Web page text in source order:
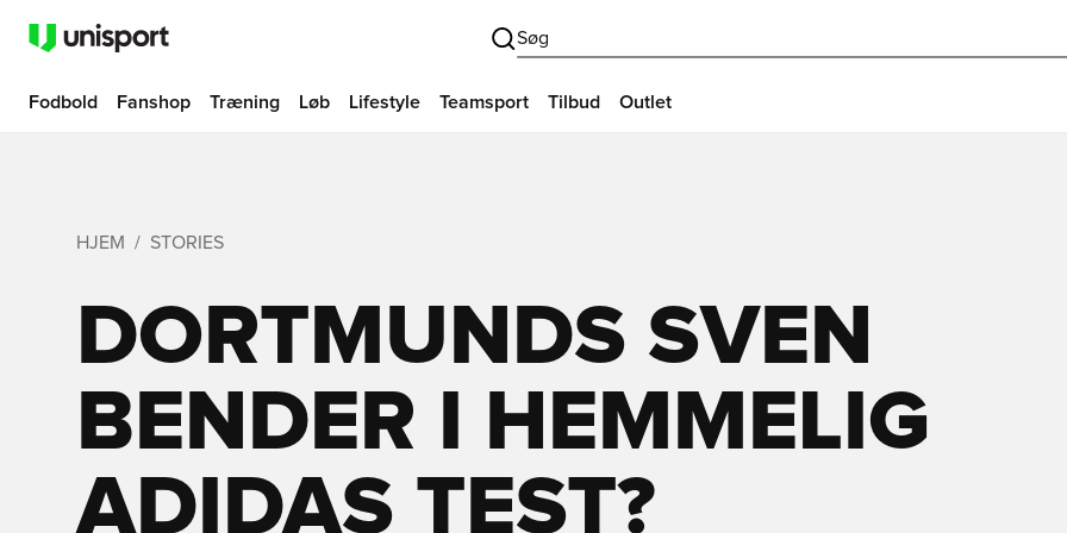
Søg
Fodbold Fanshop Træning Løb Lifestyle Teamsport Tilbud Outlet
HJEM STORIES
DORTMUNDS SVEN
BENDER I HEMMELIG
ADIDAS TEST?